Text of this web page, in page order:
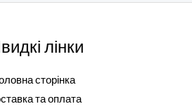
лінки
сторінка
та оплата